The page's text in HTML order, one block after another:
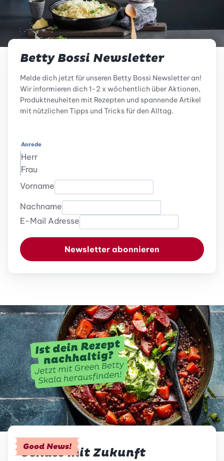
Betty Bossi Newsletter
Melde dich jetzt für unseren Betty Bossi Newsletter an!
Wir informieren dich 1-2 x wöchentlich über Aktionen,
Produktneuheiten mit Rezepten und spannende Artikel
mit nützlichen Tipps und Tricks für den Alltag.
Anrede
Herr
Frau
Vorname
Nachname
E-Mail Adresse
Newsletter abonnieren
Good News!
Genuss mit Zukunft